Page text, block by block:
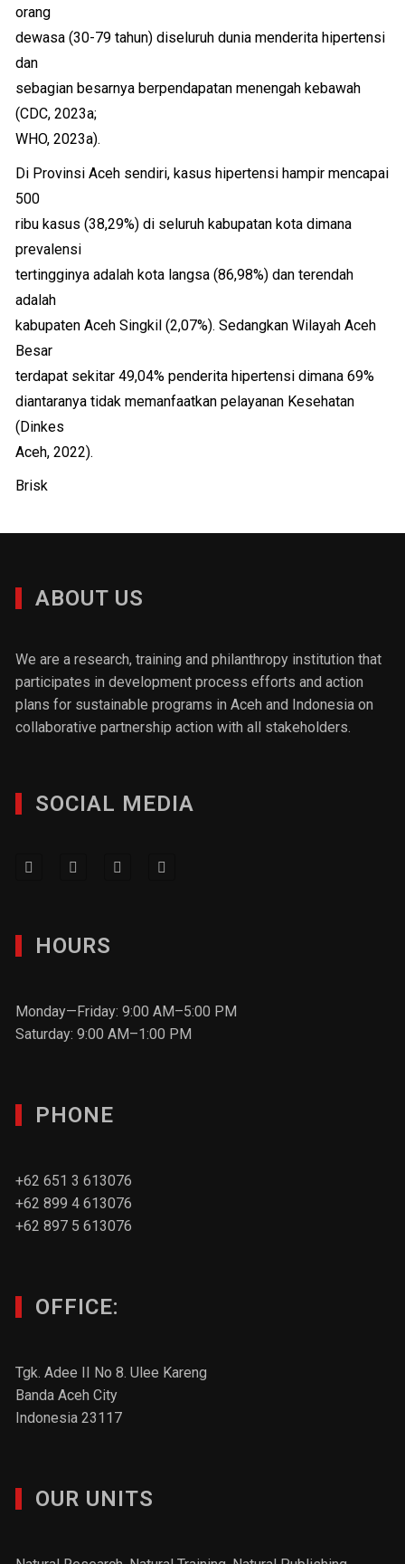
orang
dewasa (30-79 tahun) diseluruh dunia menderita hipertensi
dan
sebagian besarnya berpendapatan menengah kebawah
(CDC, 2023a;
WHO, 2023a).
Di Provinsi Aceh sendiri, kasus hipertensi hampir mencapai
500
ribu kasus (38,29%) di seluruh kabupatan kota dimana
prevalensi
tertingginya adalah kota langsa (86,98%) dan terendah
adalah
kabupaten Aceh Singkil (2,07%). Sedangkan Wilayah Aceh
Besar
terdapat sekitar 49,04% penderita hipertensi dimana 69%
diantaranya tidak memanfaatkan pelayanan Kesehatan
(Dinkes
Aceh, 2022).
Brisk
ABOUT US
We are a research, training and philanthropy institution that
participates in development process efforts and action
plans for sustainable programs in Aceh and Indonesia on
collaborative partnership action with all stakeholders.
SOCIAL MEDIA
HOURS
Monday—Friday: 9:00 AM–5:00 PM
Saturday: 9:00 AM–1:00 PM
PHONE
+62 651 3 613076
+62 899 4 613076
+62 897 5 613076
OFFICE:
Tgk. Adee II No 8. Ulee Kareng
Banda Aceh City
Indonesia 23117
OUR UNITS